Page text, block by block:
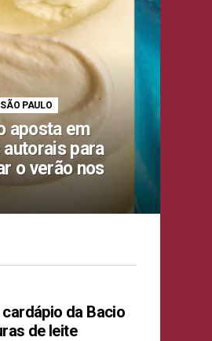
SÃO PAULO
aposta em
para
o verão nos
da Bacio
de leite